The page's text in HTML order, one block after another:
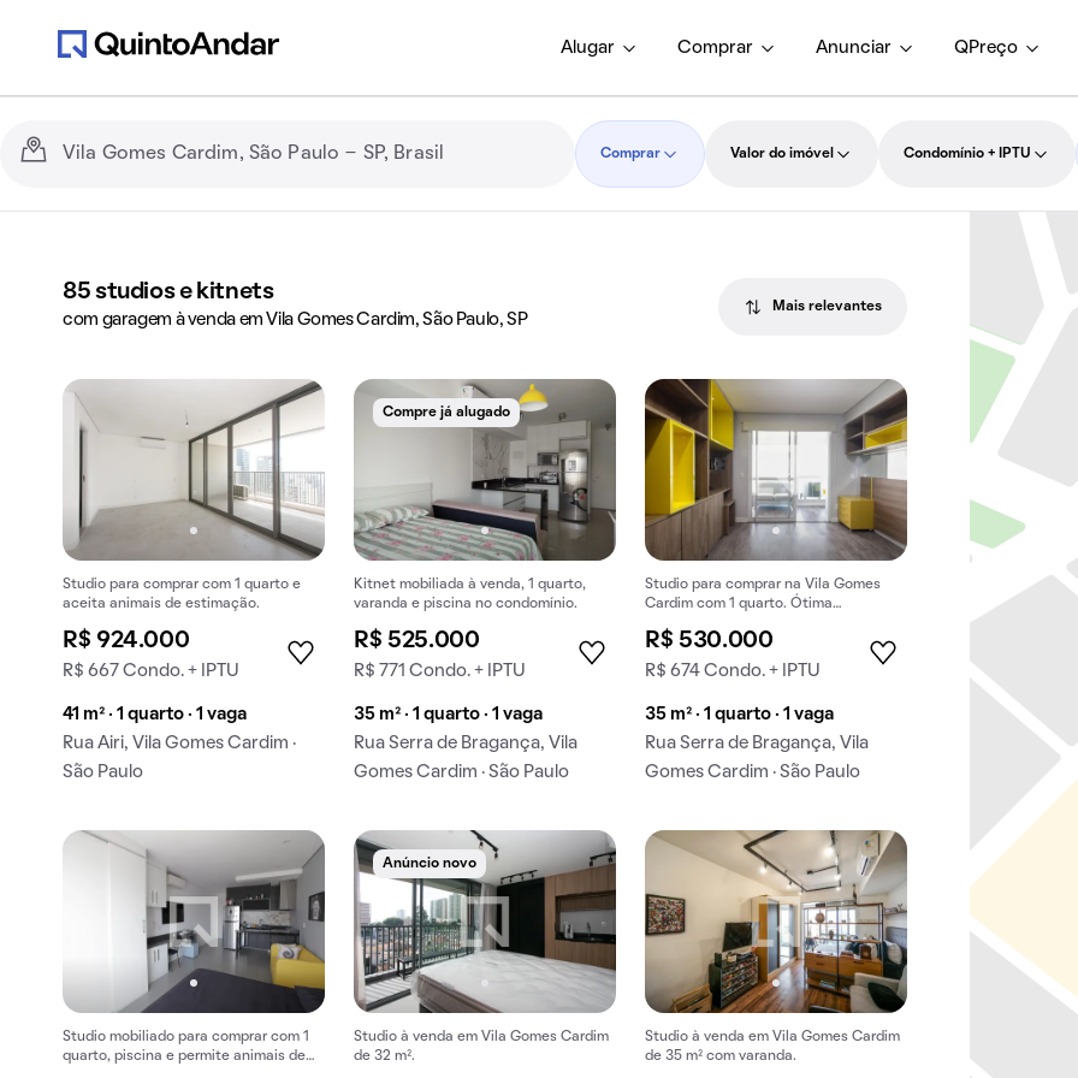
Alugar Comprar Anunciar QPreço
Comprar Valor do imóvel Condomínio + IPTU
85 studios e kitnets
com garagem à venda em Vila Gomes Cardim, São Paulo, SP
Mais relevantes
Studio para comprar com 1 quarto e
aceita animais de estimação.
R$ 924.000
R$ 667 Condo. + IPTU
41 m² · 1 quarto · 1 vaga
Rua Airi, Vila Gomes Cardim ·
São Paulo
Compre já alugado
Kitnet mobiliada à venda, 1 quarto,
varanda e piscina no condomínio.
R$ 525.000
R$ 771 Condo. + IPTU
35 m² · 1 quarto · 1 vaga
Rua Serra de Bragança, Vila
Gomes Cardim · São Paulo
Studio para comprar na Vila Gomes
Cardim com 1 quarto. Ótima
R$ 530.000
R$ 674 Condo. + IPTU
35 m² · 1 quarto · 1 vaga
Rua Serra de Bragança, Vila
Gomes Cardim · São Paulo
Studio mobiliado para comprar com 1
quarto, piscina e permite animais de
Anúncio novo
Studio à venda em Vila Gomes Cardim
de 32 m².
Studio à venda em Vila Gomes Cardim
de 35 m² com varanda.